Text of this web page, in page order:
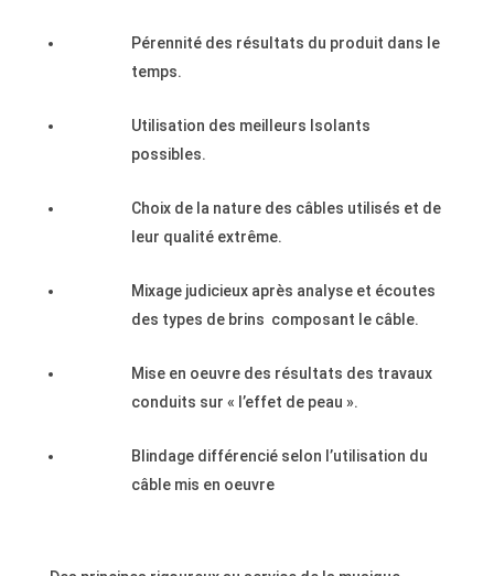
Pérennité des résultats du produit dans le
temps.
Utilisation des meilleurs Isolants
possibles.
Choix de la nature des câbles utilisés et de
leur qualité extrême.
Mixage judicieux après analyse et écoutes
des types de brins composant le câble.
Mise en oeuvre des résultats des travaux
conduits sur « l’effet de peau ».
Blindage différencié selon l’utilisation du
câble mis en oeuvre